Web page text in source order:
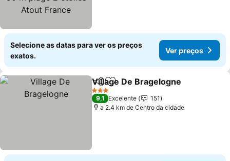
Selecione as datas para ver os preços
exatos.
Ver preços
PartilharAdicionar aos favoritos
Village De Bragelogne
3 Estrelas
9,1 Excelente
151
a 2.4 km de Centro da cidade